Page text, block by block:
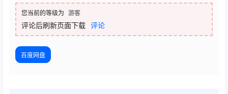
您当前的等级为 游客
评论后刷新页面下载 评论
百度网盘